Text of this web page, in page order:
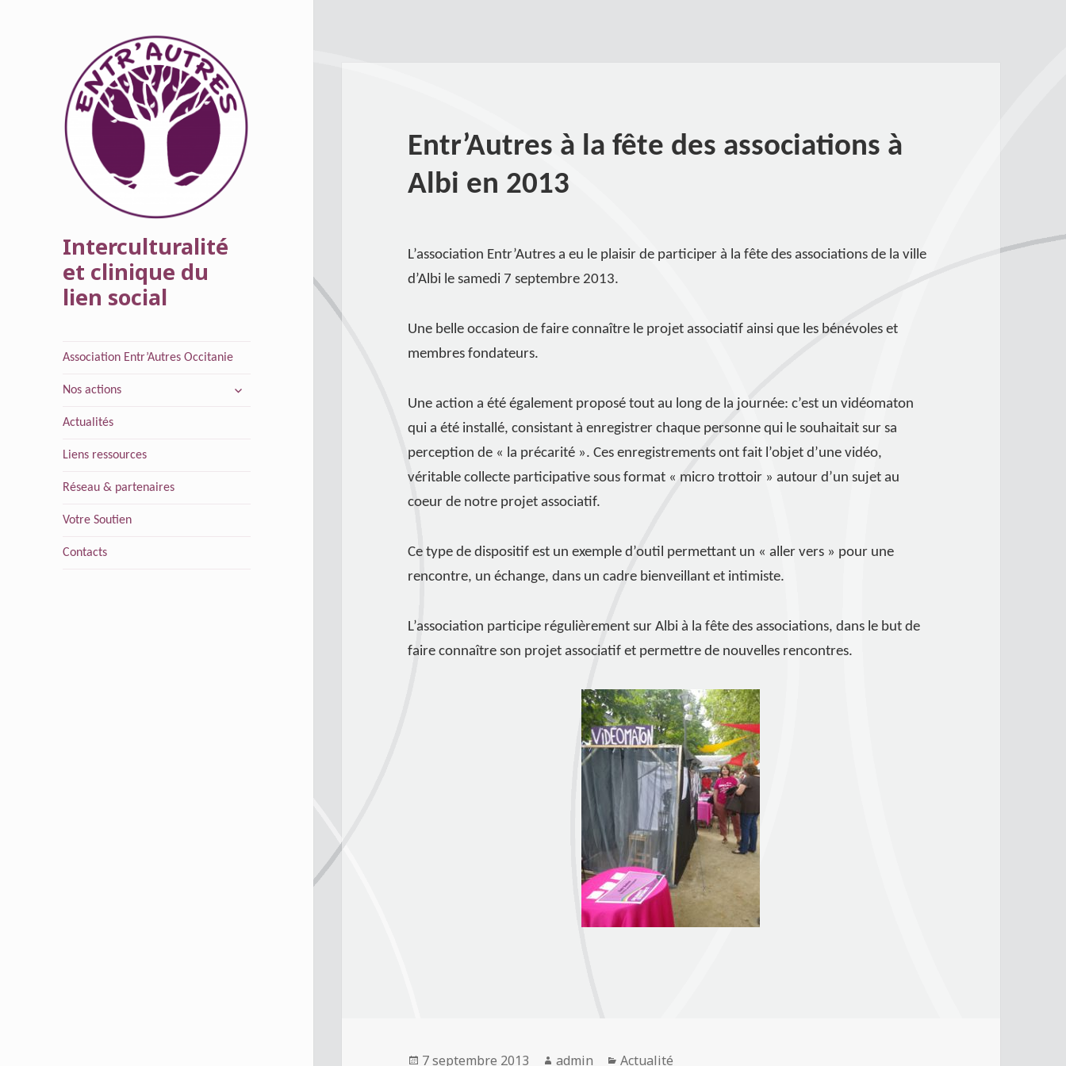
Interculturalité
et clinique du
lien social
Association Entr’Autres Occitanie
Nos actions
ouvrir
Actualités
Liens ressources
Réseau & partenaires
Votre Soutien
Contacts
Entr’Autres à la fête des associations à
Albi en 2013
L’association Entr’Autres a eu le plaisir de participer à la fête des associations de la ville
d’Albi le samedi 7 septembre 2013.
Une belle occasion de faire connaître le projet associatif ainsi que les bénévoles et
membres fondateurs.
Une action a été également proposé tout au long de la journée: c’est un vidéomaton
qui a été installé, consistant à enregistrer chaque personne qui le souhaitait sur sa
perception de « la précarité ». Ces enregistrements ont fait l’objet d’une vidéo,
véritable collecte participative sous format « micro trottoir » autour d’un sujet au
coeur de notre projet associatif.
Ce type de dispositif est un exemple d’outil permettant un « aller vers » pour une
rencontre, un échange, dans un cadre bienveillant et intimiste.
L’association participe régulièrement sur Albi à la fête des associations, dans le but de
faire connaître son projet associatif et permettre de nouvelles rencontres.
Publié
7 septembre 2013 Auteur
admin Catégories
Actualité